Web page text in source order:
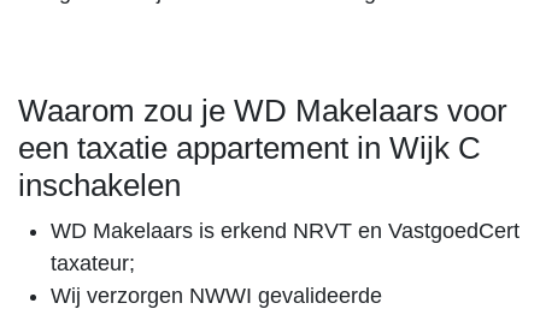
Waarom zou je WD Makelaars voor
een taxatie appartement in Wijk C
inschakelen
WD Makelaars is erkend NRVT en VastgoedCert
taxateur;
Wij verzorgen NWWI gevalideerde